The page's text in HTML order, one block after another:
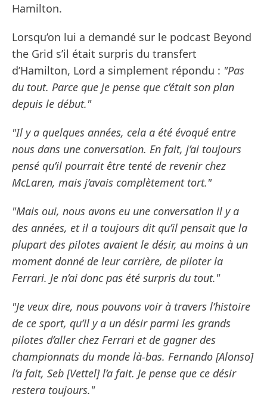
Hamilton.
Lorsqu’on lui a demandé sur le podcast Beyond
the Grid s’il était surpris du transfert
d’Hamilton, Lord a simplement répondu : "Pas
du tout. Parce que je pense que c’était son plan
depuis le début."
"Il y a quelques années, cela a été évoqué entre
nous dans une conversation. En fait, j’ai toujours
pensé qu’il pourrait être tenté de revenir chez
McLaren, mais j’avais complètement tort."
"Mais oui, nous avons eu une conversation il y a
des années, et il a toujours dit qu’il pensait que la
plupart des pilotes avaient le désir, au moins à un
moment donné de leur carrière, de piloter la
Ferrari. Je n’ai donc pas été surpris du tout."
"Je veux dire, nous pouvons voir à travers l’histoire
de ce sport, qu’il y a un désir parmi les grands
pilotes d’aller chez Ferrari et de gagner des
championnats du monde là-bas. Fernando [Alonso]
l’a fait, Seb [Vettel] l’a fait. Je pense que ce désir
restera toujours."